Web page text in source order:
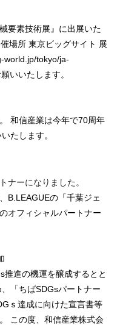
要素技術展』に出展いた
場所 東京ビッグサイト 展
world.jp/tokyo/ja-
いいたします。
和信産業は今年で70周年
たします。
ナーになりました。
B.LEAGUEの「千葉ジェ
オフィシャルパートナー
進の機運を醸成するとと
「ちばSDGsパートナー
ｓ達成に向けた宣言書等
この度、和信産業株式会